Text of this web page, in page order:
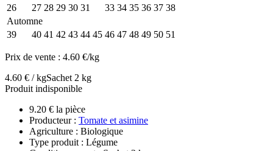
26
27 28 29 30 31 33 34 35 36 37 38
Automne
39
40 41 42 43 44 45 46 47 48 49 50 51
Prix de vente : 4.60 €/kg
4.60 € / kgSachet 2 kg
Produit indisponible
9.20 € la pièce
Producteur : Tomate et asimine
Agriculture : Biologique
Type produit : Légume